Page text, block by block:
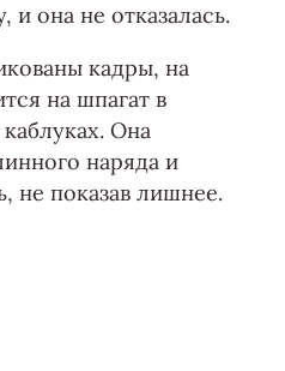
и она не отказалась.
кадры, на
на шпагат в
Она
наряда и
не показав лишнее.